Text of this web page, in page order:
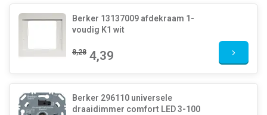
Berker 13137009 afdekraam 1-
voudig K1 wit
8,28 4,39
Berker 296110 universele
draaidimmer comfort LED 3-100